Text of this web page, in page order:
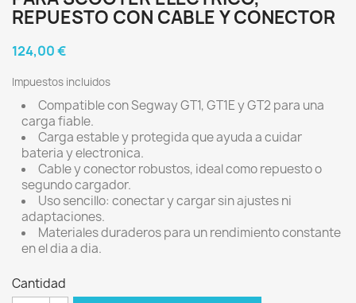
REPUESTO CON CABLE Y CONECTOR
124,00 €
Impuestos incluidos
Compatible con Segway GT1, GT1E y GT2 para una
carga fiable.
Carga estable y protegida que ayuda a cuidar
bateria y electronica.
Cable y conector robustos, ideal como repuesto o
segundo cargador.
Uso sencillo: conectar y cargar sin ajustes ni
adaptaciones.
Materiales duraderos para un rendimiento constante
en el dia a dia.
Cantidad